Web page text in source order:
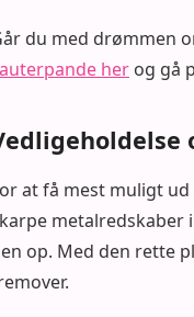
du med drømmen
her og gå
at få mest muligt
metalredskaber
op. Med den rette